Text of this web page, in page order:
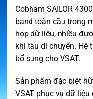
Cobham SAILOR
band toàn cầu trong
hợp dữ liệu, nhiều
khi tàu di chuyển. Hệ
bổ sung cho VSAT.
Sản phẩm đặc biệt
VSAT phục vụ dữ liệu